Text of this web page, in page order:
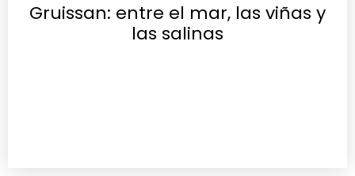
Gruissan: entre el mar, las viñas y
las salinas